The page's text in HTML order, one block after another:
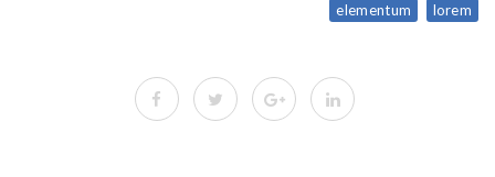
elementum lorem